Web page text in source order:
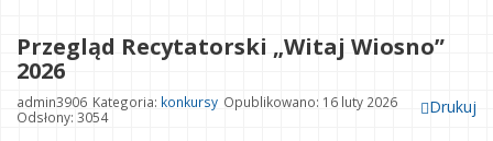
Przegląd Recytatorski „Witaj Wiosno”
2026
Drukuj
admin3906 Kategoria: konkursy Opublikowano: 16 luty 2026
Odsłony: 3054